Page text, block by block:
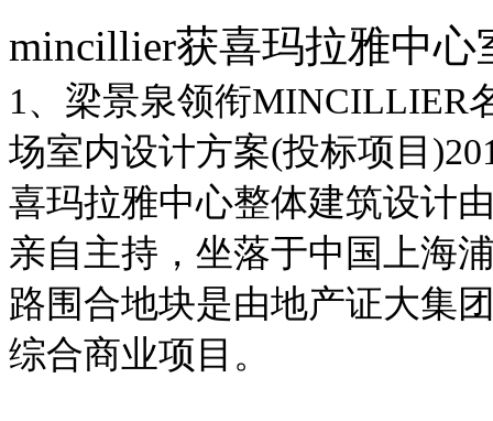
mincillier获喜玛拉雅中心
1、梁景泉领衔MINCILLIER
场室内设计方案(投标项目
喜玛拉雅中心整体建筑设计
亲自主持，坐落于中国上海
路围合地块是由地产证大集
综合商业项目。